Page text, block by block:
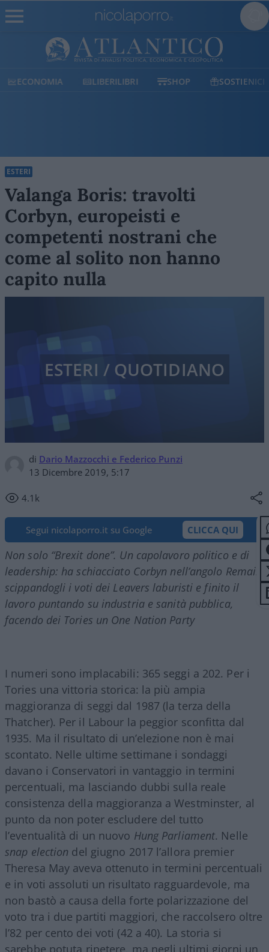
ECONOMIA LIBERILIBRI SHOP SOSTIENICI
ESTERI
Valanga Boris: travolti
Corbyn, europeisti e
competenti nostrani che
come al solito non hanno
capito nulla
di Dario Mazzocchi e Federico Punzi
13 Dicembre 2019, 5:17
4.1k
ESTERI / QUOTIDIANO
Segui nicolaporro.it su Google CLICCA QUI
Non solo “Brexit done”. Un capolavoro politico e di
leadership: ha schiacciato Corbyn nell’angolo Remain
scippandogli i voti dei Leavers laburisti e finito il
lavoro puntando su industria e sanità pubblica,
facendo dei Tories un One Nation Party
I numeri sono implacabili: 365 seggi a 202. Per i
Tories una vittoria storica: la più ampia
maggioranza di seggi dal 1987 (la terza della
Thatcher). Per il Labour la peggior sconfitta dal
1935. Ma il risultato di un’elezione non è mai
scontato. Nelle ultime settimane i sondaggi
davano i Conservatori in vantaggio in termini
percentuali, ma lasciando dubbi sulla reale
consistenza della maggioranza a Westminster, al
punto da non poter escludere del tutto
l’eventualità di un nuovo Hung Parliament. Nelle
snap election del giugno 2017 l’allora premier
Theresa May aveva ottenuto in termini percentuali
e in voti assoluti un risultato ragguardevole, ma
non bastò a causa della forte polarizzazione del
voto tra i due partiti maggiori, che raccolsero oltre
l’82 per cento dei voti (42 a 40). La storia si
sarebbe potuta ripetere, ma negli ultimi giorni un